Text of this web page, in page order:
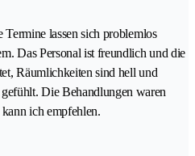
lassen sich problemlos
Das Personal ist freundlich und die
Räumlichkeiten sind hell und
Die Behandlungen waren
ich empfehlen.